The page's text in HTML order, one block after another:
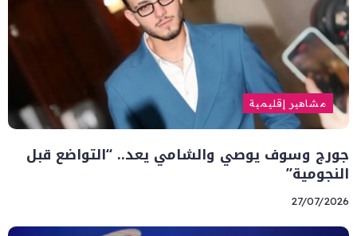
مشاهير إقليمية
جورج وسوف يوصي والشامي يعد.. “التواضع قبل
النجومية”
27/07/2026